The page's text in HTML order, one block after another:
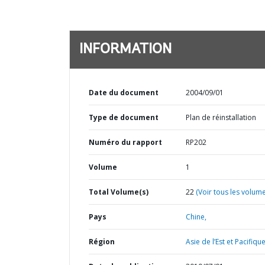
INFORMATION
Date du document 2004/09/01
Type de document Plan de réinstallation
Numéro du rapport RP202
Volume 1
Total Volume(s) 22 (Voir tous les
Pays Chine,
Région Asie de l’Est et